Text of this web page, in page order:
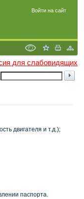
Войти на сайт
для слабовидящих
двигателя и т.д.);
паспорта.